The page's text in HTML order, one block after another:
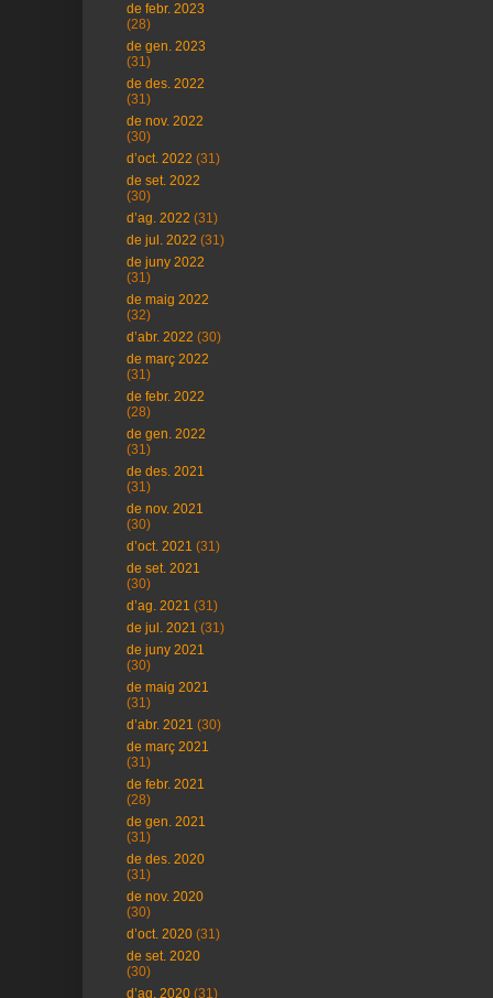
de febr. 2023
(28)
de gen. 2023
(31)
de des. 2022
(31)
de nov. 2022
(30)
d’oct. 2022 (31)
de set. 2022
(30)
d’ag. 2022 (31)
de jul. 2022 (31)
de juny 2022
(31)
de maig 2022
(32)
d’abr. 2022 (30)
de març 2022
(31)
de febr. 2022
(28)
de gen. 2022
(31)
de des. 2021
(31)
de nov. 2021
(30)
d’oct. 2021 (31)
de set. 2021
(30)
d’ag. 2021 (31)
de jul. 2021 (31)
de juny 2021
(30)
de maig 2021
(31)
d’abr. 2021 (30)
de març 2021
(31)
de febr. 2021
(28)
de gen. 2021
(31)
de des. 2020
(31)
de nov. 2020
(30)
d’oct. 2020 (31)
de set. 2020
(30)
d’ag. 2020 (31)